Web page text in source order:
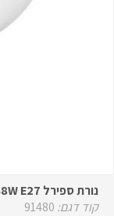
נורת ספירל 48W E27-אור חם
קוד דגם: 91480